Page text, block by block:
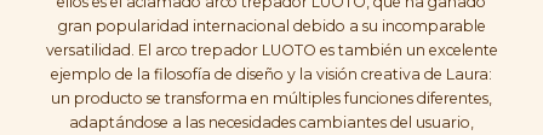
gran popularidad internacional debido a su incomparable
versatilidad. El arco trepador LUOTO es también un excelente
ejemplo de la filosofía de diseño y la visión creativa de Laura:
un producto se transforma en múltiples funciones diferentes,
adaptándose a las necesidades cambiantes del usuario,